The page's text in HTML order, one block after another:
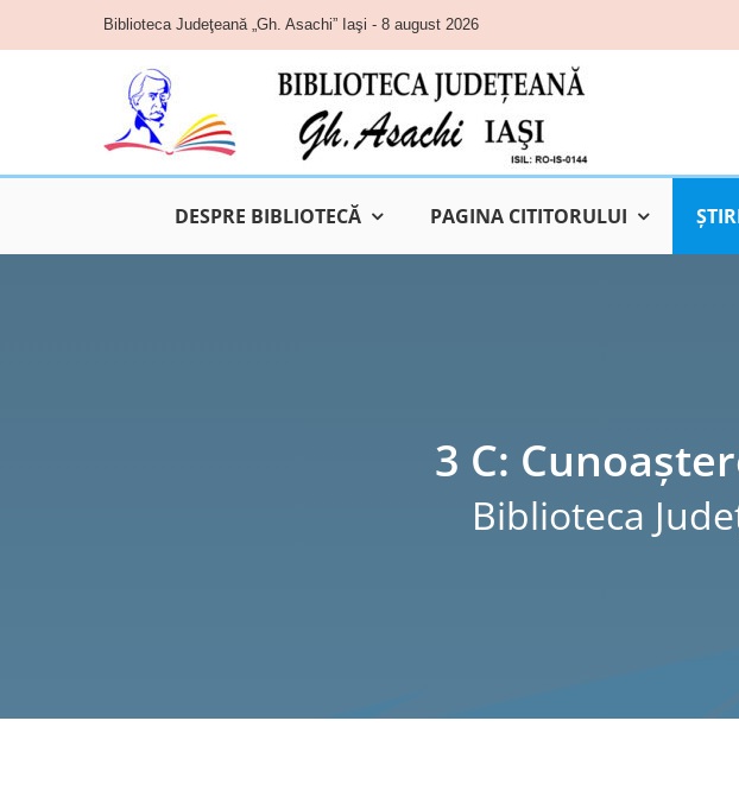
content
Biblioteca Judeţeană „Gh. Asachi” Iaşi - 8 august 2026
DESPRE BIBLIOTECĂ PAGINA CITITORULUI
3 C:
Biblioteca